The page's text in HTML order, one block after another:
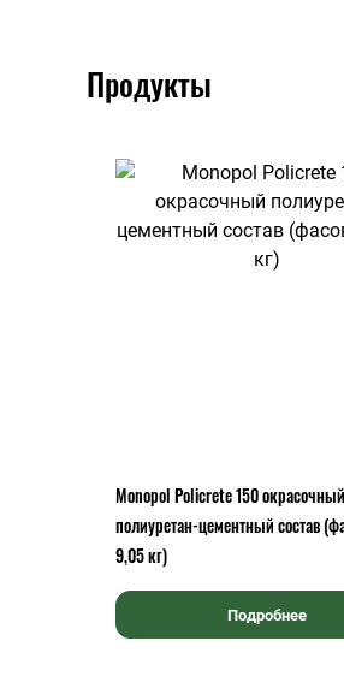
Продукты
Monopol Policrete 150 окрасочный
полиуретан-цементный состав
9,05 кг)
Подробнее